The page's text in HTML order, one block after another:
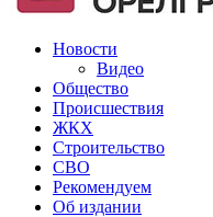
Новости
Видео
Общество
Происшествия
ЖКХ
Строительство
СВО
Рекомендуем
Об издании